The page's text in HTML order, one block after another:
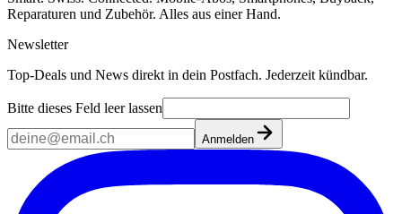
Reparaturen und Zubehör. Alles aus einer Hand.
Newsletter
Top-Deals und News direkt in dein Postfach. Jederzeit kündbar.
Bitte dieses Feld leer lassen
Anmelden